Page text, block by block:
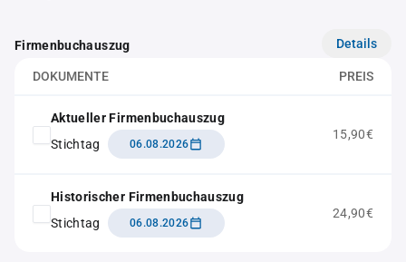
Firmenbuchauszug Details
DOKUMENTE PREIS
Aktueller Firmenbuchauszug
Stichtag
06.08.2026
15,90€
Historischer Firmenbuchauszug
Stichtag
06.08.2026
24,90€